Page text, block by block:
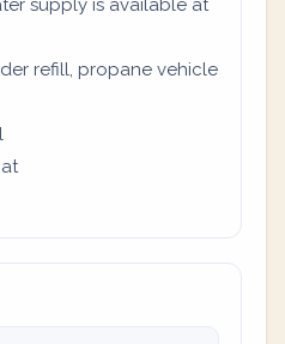
supply is available at
refill, propane vehicle